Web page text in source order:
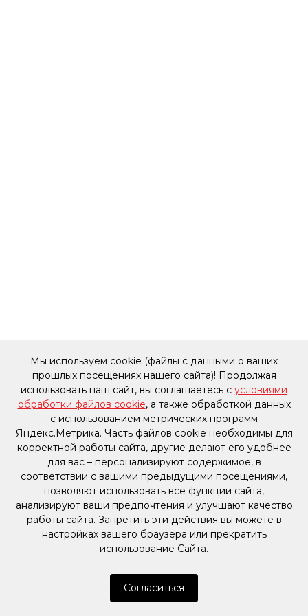
Мы используем cookie (файлы с данными о ваших
прошлых посещениях нашего сайта)! Продолжая
использовать наш сайт, вы соглашаетесь с условиями
обработки файлов cookie, а также обработкой данных
с использованием метрических программ
Яндекс.Метрика. Часть файлов cookie необходимы для
корректной работы сайта, другие делают его удобнее
для вас – персонализируют содержимое, в
соответствии с вашими предыдущими посещениями,
позволяют использовать все функции сайта,
анализируют ваши предпочтения и улучшают качество
работы сайта. Запретить эти действия вы можете в
настройках вашего браузера или прекратить
использование Сайта.
Согласиться